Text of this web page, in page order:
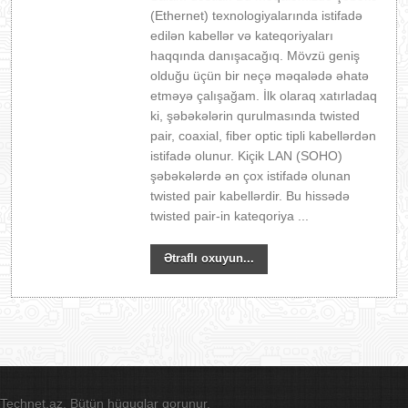
(Ethernet) texnologiyalarında istifadə
edilən kabellər və kateqoriyaları
haqqında danışacağıq. Mövzü geniş
olduğu üçün bir neçə məqalədə əhatə
etməyə çalışağam. İlk olaraq xatırladaq
ki, şəbəkələrin qurulmasında twisted
pair, coaxial, fiber optic tipli kabellərdən
istifadə olunur. Kiçik LAN (SOHO)
şəbəkələrdə ən çox istifadə olunan
twisted pair kabellərdir. Bu hissədə
twisted pair-in kateqoriya ...
Ətraflı oxuyun...
Technet.az. Bütün hüquqlar qorunur.